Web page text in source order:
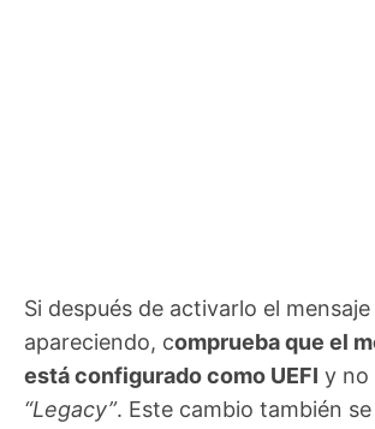
Si después de activarlo el mensaje
apareciendo, comprueba que el
está configurado como UEFI y no
“Legacy”. Este cambio también